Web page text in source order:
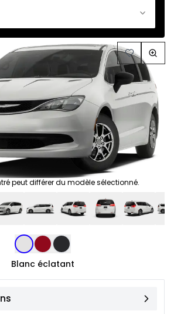
peut différer du modèle sélectionné.
Blanc éclatant